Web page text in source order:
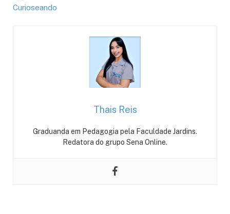
Curioseando
Thais Reis
Graduanda em Pedagogia pela Faculdade Jardins.
Redatora do grupo Sena Online.